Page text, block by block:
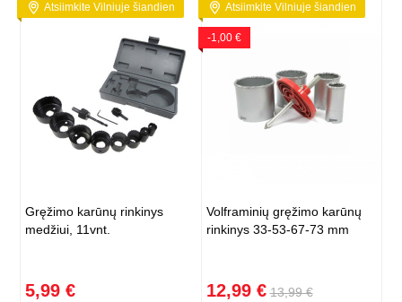
Atsiimkite Vilniuje šiandien
Gręžimo karūnų rinkinys
medžiui, 11vnt.
5,99 €
Atsiimkite Vilniuje šiandien
-1,00 €
Volframinių gręžimo karūnų
rinkinys 33-53-67-73 mm
12,99 € 13,99 €